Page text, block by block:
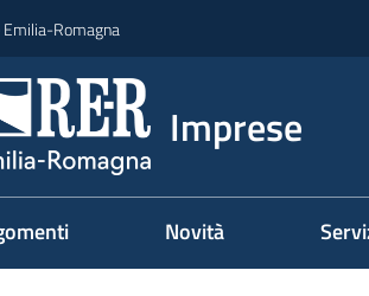
Emilia-Romagna
Imprese
Novità